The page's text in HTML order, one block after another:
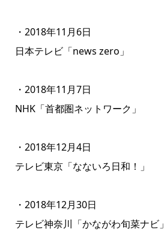
・2018年11月6日
日本テレビ「news zero」
・2018年11月7日
NHK「首都圏ネットワーク」
・2018年12月4日
テレビ東京「なないろ日和！」
・2018年12月30日
テレビ神奈川「かながわ旬菜ナビ」